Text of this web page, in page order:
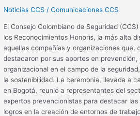
Noticias CCS /Comunicaciones CCS
El Consejo Colombiano de Seguridad
los Reconocimientos Honoris, la más alta
aquellas compañías y organizaciones que,
destacaron por sus aportes en
organizacional en el campo de la
la sostenibilidad. La ceremonia, llevada a
en Bogotá, reunió a representantes del
expertos prevencionistas para destacar
logros en la creación de entornos de